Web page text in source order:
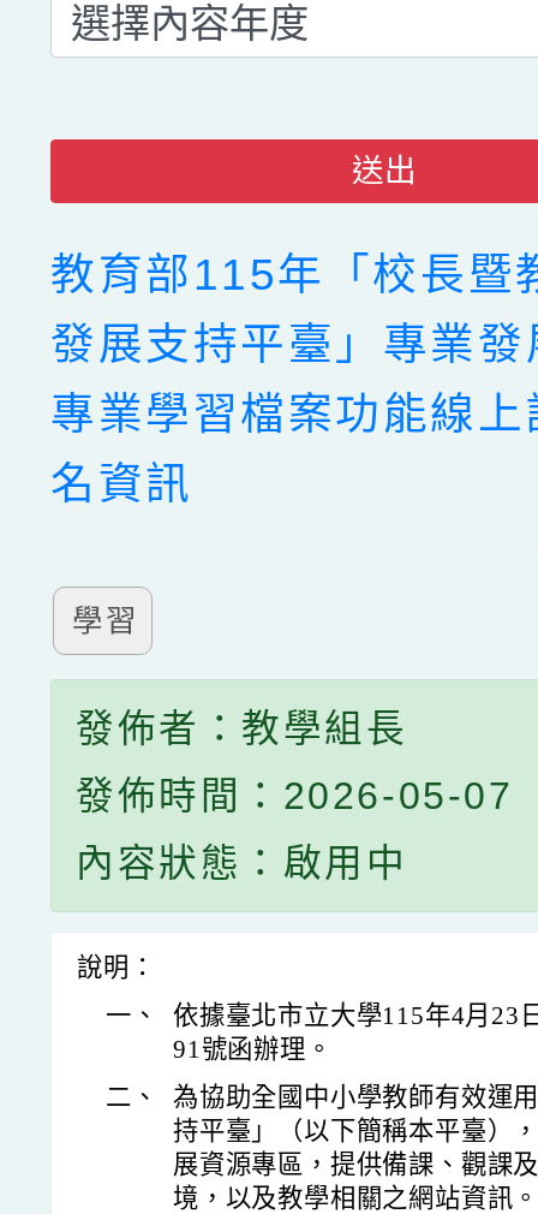
送出
教育部115年「校長暨
發展支持平臺」專業
專業學習檔案功能線
名資訊
學習
發佈者：教學組長
發佈時間：2026-05-07
內容狀態：啟用中
說明：
一、
依據臺北市立大學115年4月23
91號函辦理。
二、
為協助全國中小學教師有效運
持平臺」（以下簡稱本平臺）
展資源專區，提供備課、觀課
境，以及教學相關之網站資訊